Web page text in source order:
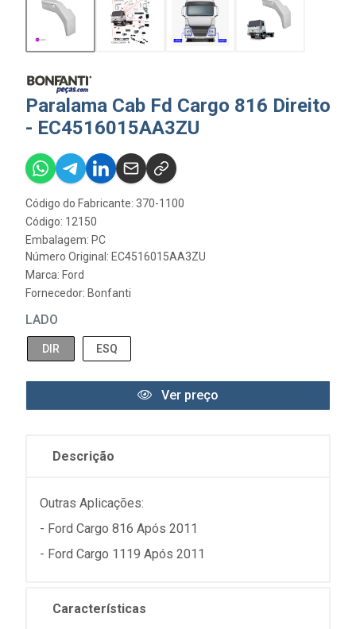
Paralama Cab Fd Cargo 816 Direito
- EC4516015AA3ZU
Código do Fabricante: 370-1100
Código: 12150
Embalagem: PC
Número Original: EC4516015AA3ZU
Marca: Ford
Fornecedor: Bonfanti
LADO
DIR ESQ
Ver preço
Descrição
Outras Aplicações:
- Ford Cargo 816 Após 2011
- Ford Cargo 1119 Após 2011
Características